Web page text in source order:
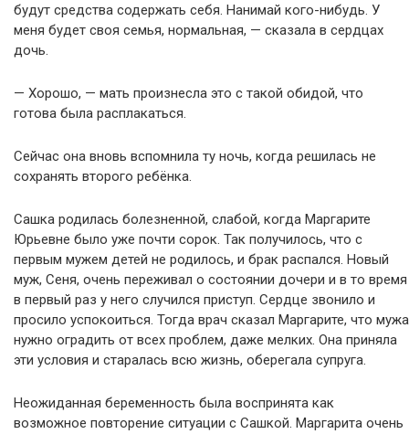
будут средства содержать себя. Нанимай кого-нибудь. У
меня будет своя семья, нормальная, — сказала в сердцах
дочь.
— Хорошо, — мать произнесла это с такой обидой, что
готова была расплакаться.
Сейчас она вновь вспомнила ту ночь, когда решилась не
сохранять второго ребёнка.
Сашка родилась болезненной, слабой, когда Маргарите
Юрьевне было уже почти сорок. Так получилось, что с
первым мужем детей не родилось, и брак распался. Новый
муж, Сеня, очень переживал о состоянии дочери и в то время
в первый раз у него случился приступ. Сердце звонило и
просило успокоиться. Тогда врач сказал Маргарите, что мужа
нужно оградить от всех проблем, даже мелких. Она приняла
эти условия и старалась всю жизнь, оберегала супруга.
Неожиданная беременность была воспринята как
возможное повторение ситуации с Сашкой. Маргарита очень